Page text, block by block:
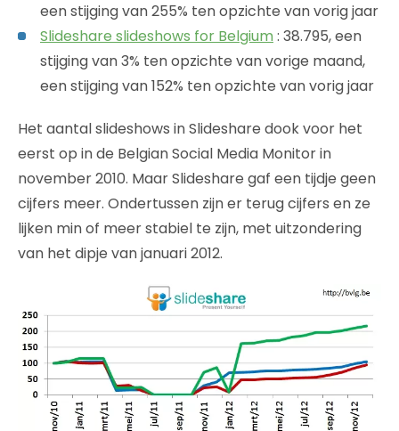
een stijging van 255% ten opzichte van vorig jaar
Slideshare slideshows for Belgium : 38.795, een
stijging van 3% ten opzichte van vorige maand,
een stijging van 152% ten opzichte van vorig jaar
Het aantal slideshows in Slideshare dook voor het
eerst op in de Belgian Social Media Monitor in
november 2010. Maar Slideshare gaf een tijdje geen
cijfers meer. Ondertussen zijn er terug cijfers en ze
lijken min of meer stabiel te zijn, met uitzondering
van het dipje van januari 2012.